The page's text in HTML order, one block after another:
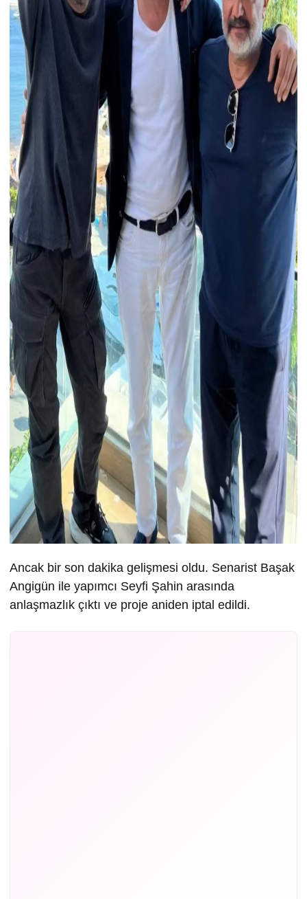
Ancak bir son dakika gelişmesi oldu. Senarist Başak
Angigün ile yapımcı Seyfi Şahin arasında
anlaşmazlık çıktı ve proje aniden iptal edildi.